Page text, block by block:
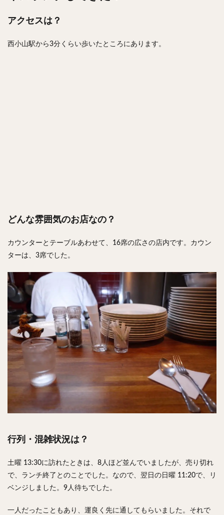
アクセスは？
西小山駅から3分くらい歩いたところにあります。
どんな雰囲気のお店なの？
カウンターとテーブルあわせて、16席の広さの店内です。カウン
ターは、3席でした。
行列・混雑状況は？
土曜 13:30に訪れたときは、8人ほど並んでいましたが、売り切れ
で、ランチ終了とのことでした。なので、翌日の日曜 11:20で、リ
ベンジしました。9人待ちでした。
一人だったこともあり、運良く先に通してもらいました。それで